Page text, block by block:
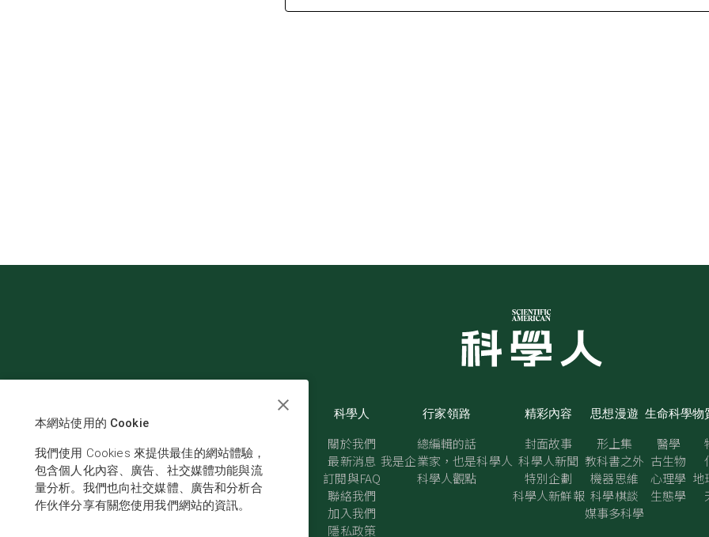
科學人
關於我們
最新消息
訂閱與FAQ
聯絡我們
加入我們
隱私政策
行家領路
總編輯的話
我是企業家，也是科學人
科學人觀點
精彩內容
封面故事
科學人新聞
特別企劃
科學人新鮮報
思想漫遊
形上集
教科書之外
機器思維
科學棋談
媒事多科學
生命科學
醫學
古生物
心理學
生態學
物
地
本網站使用的 Cookie
我們使用 Cookies 來提供最佳的網站體驗，
包含個人化內容、廣告、社交媒體功能與流
量分析。我們也向社交媒體、廣告和分析合
作伙伴分享有關您使用我們網站的資訊。